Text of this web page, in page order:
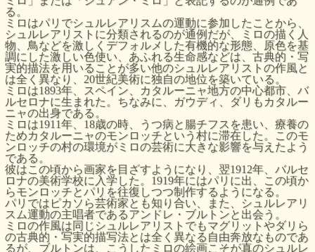
る。
ミロはパリでシュルレアリスムの運動に参加したことから、
シュルレアリストに分類されるのが通例だが、ミロの描く人
物、鳥などを激しくデフォルメした有機的な形態、原色を基
調にした激しい色使い、あふれる生命感などは、古典的・写
実的描法を用いることが多い他のシュルレアリストの作風と
は全く異なり、 20世紀美術に独自の地位を築いている。
ミロは1893年、スペイン、カタルーニャ地方の中心都市、バ
ルセロナに生まれた。ちなみに、ガウディ、ダリもカタルー
ニャの出身である。
ミロは1911年、 18歳の時、うつ病と腸チフスを患い、療養の
ためカタルーニャのモンロッチという村に滞在した。このモ
ンロッチの村の環境がミロの芸術に大きな影響を与えたよう
である。
彼はこの頃から画家を目ざすようになり、翌1912年、バルセ
ロナの美術学校に入学した。 1919年にはパリに出、この頃か
らモンロッチとパリを往復しつつ制作するようになる。
パリではピカソら芸術家とも知り合い、また、シュルレアリ
スム運動の主唱者であるアンドレ・ブルトンと出会う。
ミロの作風は同じシュルレアリストでもマグリットやダリら
の古典的・写実的描写法とは全く異なる自由奔放なものであ
るが、ブルトンは、こうしたミロの絵画こそが真のシュルレ